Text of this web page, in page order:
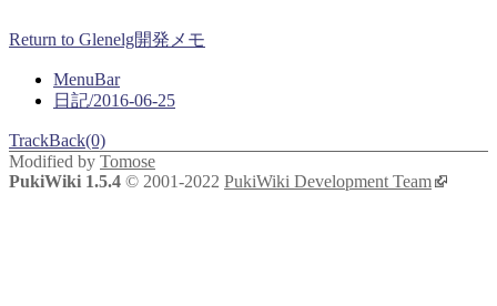
Return to Glenelg開発メモ
MenuBar
日記/2016-06-25
TrackBack(0)
Modified by Tomose
PukiWiki 1.5.4 © 2001-2022 PukiWiki Development Team